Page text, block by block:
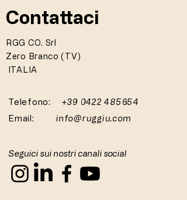
Contattaci
RGG CO. Srl
Zero Branco (TV)
ITALIA
Telefono:
+39 0422 485654
Email: info@ruggiu.com
Seguici sui nostri canali social